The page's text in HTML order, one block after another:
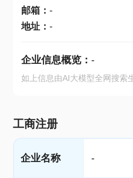
邮箱： -
地址： -
企业信息概览： -
如上信息由AI大模型全网搜索
工商注册
企业名称 -